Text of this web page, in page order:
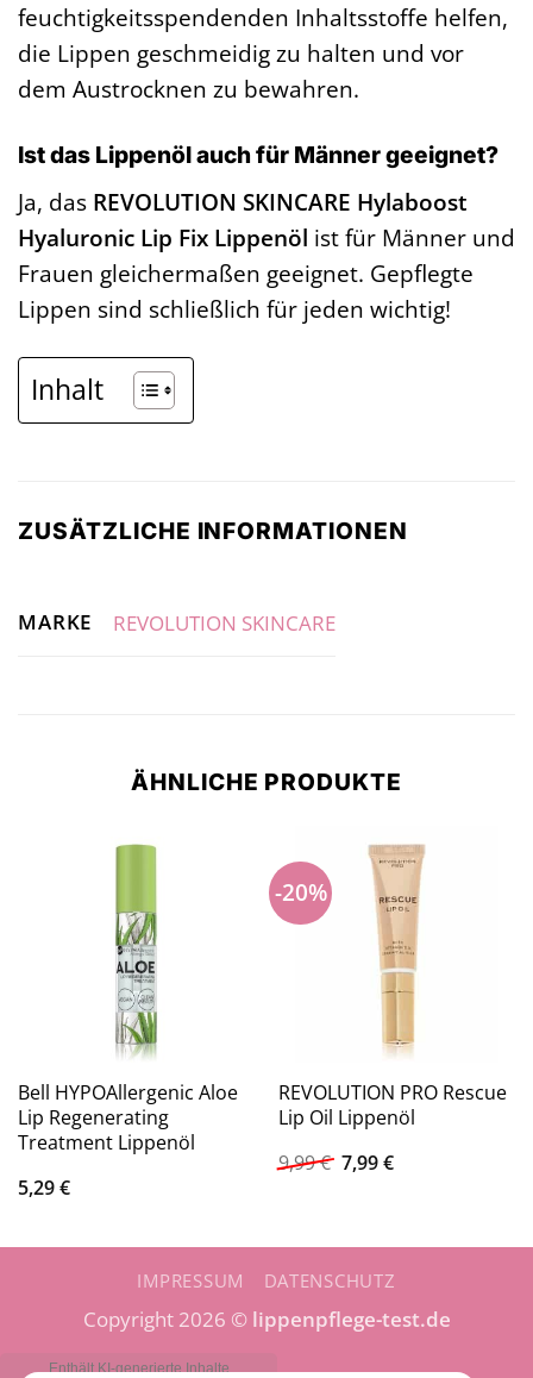
feuchtigkeitsspendenden Inhaltsstoffe helfen,
die Lippen geschmeidig zu halten und vor
dem Austrocknen zu bewahren.
Ist das Lippenöl auch für Männer geeignet?
Ja, das REVOLUTION SKINCARE Hylaboost
Hyaluronic Lip Fix Lippenöl ist für Männer und
Frauen gleichermaßen geeignet. Gepflegte
Lippen sind schließlich für jeden wichtig!
Inhalt
ZUSÄTZLICHE INFORMATIONEN
MARKE REVOLUTION SKINCARE
ÄHNLICHE PRODUKTE
Bell HYPOAllergenic Aloe
Lip Regenerating
Treatment Lippenöl
5,29€
-20%
REVOLUTION PRO Rescue
Lip Oil Lippenöl
9,99€ Ursprünglicher
Preis
7,99€Aktueller
IMPRESSUM DATENSCHUTZ
Copyright 2026 © lippenpflege-test.de